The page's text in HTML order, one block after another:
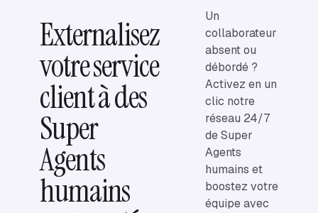
Externalisez
votre service
client à des
Super
Agents
humains
Un
collaborateur
absent ou
débordé ?
Activez en un
clic notre
réseau 24/7
de Super
Agents
humains et
boostez votre
équipe avec